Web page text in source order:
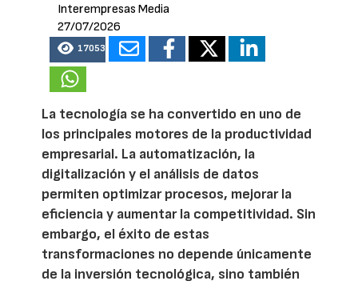
Interempresas Media
27/07/2026
17053
La tecnología se ha convertido en uno de
los principales motores de la productividad
empresarial. La automatización, la
digitalización y el análisis de datos
permiten optimizar procesos, mejorar la
eficiencia y aumentar la competitividad. Sin
embargo, el éxito de estas
transformaciones no depende únicamente
de la inversión tecnológica, sino también